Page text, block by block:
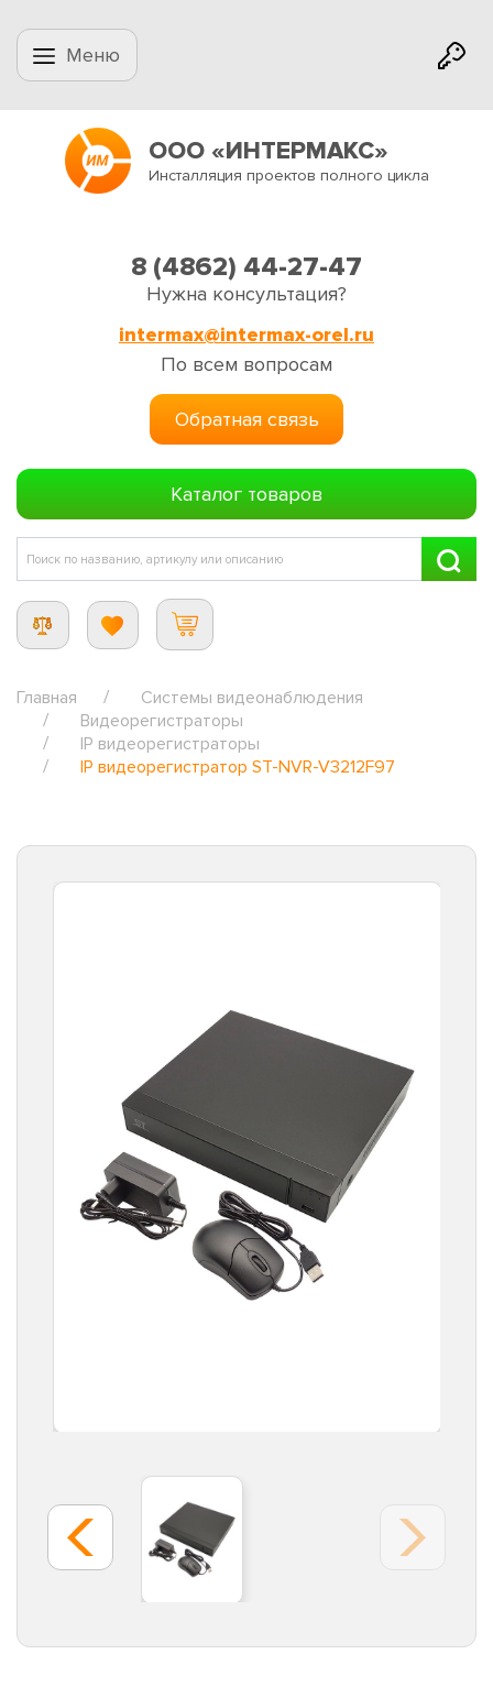
Меню
ООО «ИНТЕРМАКС»
Инсталляция проектов полного цикла
8 (4862) 44-27-47
Нужна консультация?
intermax@intermax-orel.ru
По всем вопросам
Обратная связь
Каталог товаров
Главная
Системы видеонаблюдения
Видеорегистраторы
IP видеорегистраторы
IP видеорегистратор ST-NVR-V3212F97